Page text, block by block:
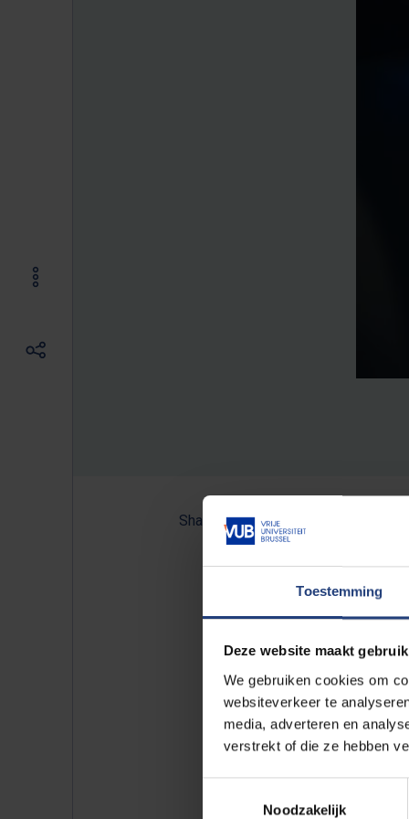
Toestemming
Deze website maakt
We gebruiken cookies om
websiteverkeer te
media, adverteren en
verstrekt of die ze hebben
Noodzakelijk
Share:
and Sports Physical
The survey is part of a MFYS
parameters such as physical